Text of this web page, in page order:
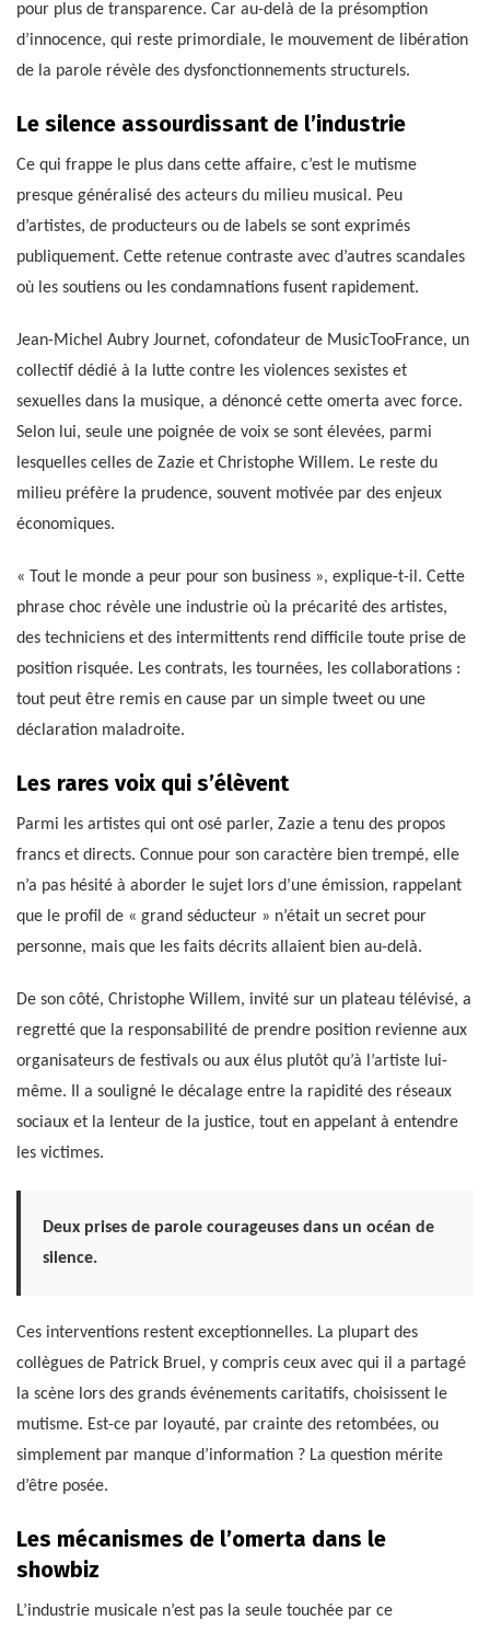
pour plus de transparence. Car au-delà de la présomption
d’innocence, qui reste primordiale, le mouvement de libération
de la parole révèle des dysfonctionnements structurels.
Le silence assourdissant de l’industrie
Ce qui frappe le plus dans cette affaire, c’est le mutisme
presque généralisé des acteurs du milieu musical. Peu
d’artistes, de producteurs ou de labels se sont exprimés
publiquement. Cette retenue contraste avec d’autres scandales
où les soutiens ou les condamnations fusent rapidement.
Jean-Michel Aubry Journet, cofondateur de MusicTooFrance, un
collectif dédié à la lutte contre les violences sexistes et
sexuelles dans la musique, a dénoncé cette omerta avec force.
Selon lui, seule une poignée de voix se sont élevées, parmi
lesquelles celles de Zazie et Christophe Willem. Le reste du
milieu préfère la prudence, souvent motivée par des enjeux
économiques.
« Tout le monde a peur pour son business », explique-t-il. Cette
phrase choc révèle une industrie où la précarité des artistes,
des techniciens et des intermittents rend difficile toute prise de
position risquée. Les contrats, les tournées, les collaborations :
tout peut être remis en cause par un simple tweet ou une
déclaration maladroite.
Les rares voix qui s’élèvent
Parmi les artistes qui ont osé parler, Zazie a tenu des propos
francs et directs. Connue pour son caractère bien trempé, elle
n’a pas hésité à aborder le sujet lors d’une émission, rappelant
que le profil de « grand séducteur » n’était un secret pour
personne, mais que les faits décrits allaient bien au-delà.
De son côté, Christophe Willem, invité sur un plateau télévisé, a
regretté que la responsabilité de prendre position revienne aux
organisateurs de festivals ou aux élus plutôt qu’à l’artiste lui-
même. Il a souligné le décalage entre la rapidité des réseaux
sociaux et la lenteur de la justice, tout en appelant à entendre
les victimes.
Deux prises de parole courageuses dans un océan de
silence.
Ces interventions restent exceptionnelles. La plupart des
collègues de Patrick Bruel, y compris ceux avec qui il a partagé
la scène lors des grands événements caritatifs, choisissent le
mutisme. Est-ce par loyauté, par crainte des retombées, ou
simplement par manque d’information ? La question mérite
d’être posée.
Les mécanismes de l’omerta dans le
showbiz
L’industrie musicale n’est pas la seule touchée par ce